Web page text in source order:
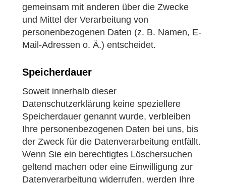
gemeinsam mit anderen über die Zwecke
und Mittel der Verarbeitung von
personenbezogenen Daten (z. B. Namen, E-
Mail-Adressen o. Ä.) entscheidet.
Speicherdauer
Soweit innerhalb dieser
Datenschutzerklärung keine speziellere
Speicherdauer genannt wurde, verbleiben
Ihre personenbezogenen Daten bei uns, bis
der Zweck für die Datenverarbeitung entfällt.
Wenn Sie ein berechtigtes Löschersuchen
geltend machen oder eine Einwilligung zur
Datenverarbeitung widerrufen, werden Ihre